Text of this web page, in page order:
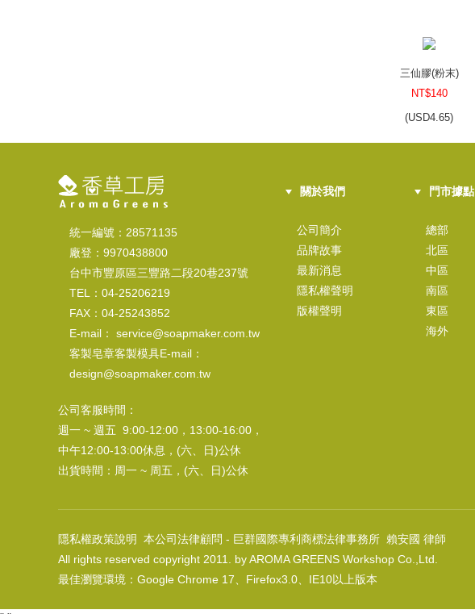
三仙膠(粉末)
NT$140
(USD4.65)
NT$220
USD 7.3)
統一編號：28571135
廠登：9970438800
台中市豐原區三豐路二段20巷237號
TEL：04-25206219
FAX：04-25243852
E-mail： service@soapmaker.com.tw
客製皂章客製模具E-mail：
design@soapmaker.com.tw
公司客服時間：
週一 ~ 週五 9:00-12:00，13:00-16:00，
中午12:00-13:00休息，(六、日)公休
出貨時間：周一 ~ 周五，(六、日)公休
關於我們
公司簡介
品牌故事
最新消息
隱私權聲明
版權聲明
門市據點
總部
北區
中區
南區
東區
海外
隱私權政策說明
本公司法律顧問 - 巨群國際專利商標法律事務所 賴安國 律師
All rights reserved copyright 2011. by AROMA GREENS Workshop Co.,Ltd.
最佳瀏覽環境：Google Chrome 17、Firefox3.0、IE10以上版本